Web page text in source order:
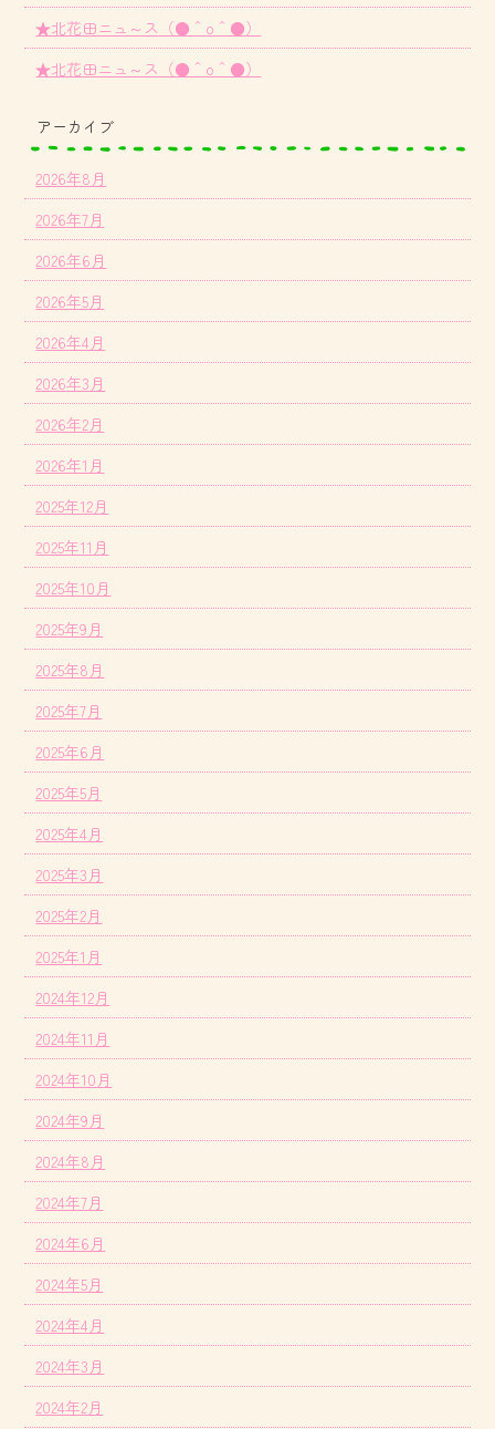
★北花田ニュ～ス（●＾o＾●）
★北花田ニュ～ス（●＾o＾●）
アーカイブ
2026年8月
2026年7月
2026年6月
2026年5月
2026年4月
2026年3月
2026年2月
2026年1月
2025年12月
2025年11月
2025年10月
2025年9月
2025年8月
2025年7月
2025年6月
2025年5月
2025年4月
2025年3月
2025年2月
2025年1月
2024年12月
2024年11月
2024年10月
2024年9月
2024年8月
2024年7月
2024年6月
2024年5月
2024年4月
2024年3月
2024年2月